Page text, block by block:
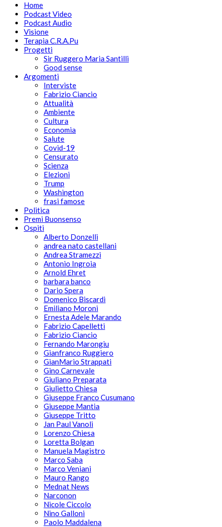
Home
Podcast Video
Podcast Audio
Visione
Terapia C.R.A.Pu
Progetti
Sir Ruggero Maria Santilli
Good sense
Argomenti
Interviste
Fabrizio Ciancio
Attualità
Ambiente
Cultura
Economia
Salute
Covid-19
Censurato
Scienza
Elezioni
Trump
Washington
frasi famose
Politica
Premi Buonsenso
Ospiti
Alberto Donzelli
andrea nato castellani
Andrea Stramezzi
Antonio Ingroia
Arnold Ehret
barbara banco
Dario Spera
Domenico Biscardi
Emiliano Moroni
Ernesta Adele Marando
Fabrizio Capelletti
Fabrizio Ciancio
Fernando Marongiu
Gianfranco Ruggiero
GianMario Strappati
Gino Carnevale
Giuliano Preparata
Giulietto Chiesa
Giuseppe Franco Cusumano
Giuseppe Mantia
Giuseppe Tritto
Jan Paul Vanoli
Lorenzo Chiesa
Loretta Bolgan
Manuela Magistro
Marco Saba
Marco Veniani
Mauro Rango
Mednat News
Narconon
Nicole Ciccolo
Nino Galloni
Paolo Maddalena